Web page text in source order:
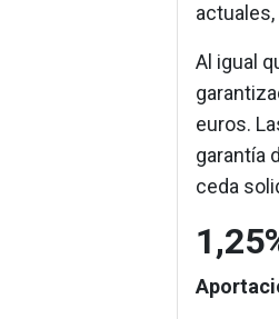
Al igual
euros.
garantía
ceda